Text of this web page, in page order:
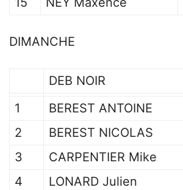
DIMANCHE
DEB NOIR
1
BEREST ANTOINE
2
BEREST NICOLAS
3
CARPENTIER Mike
4
LONARD Julien